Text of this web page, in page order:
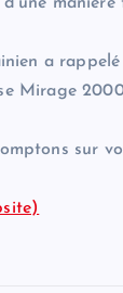
a
Mirage
sur